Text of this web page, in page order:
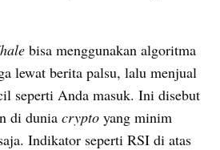
bisa menggunakan algoritma
lewat berita palsu, lalu menjual
di dunia crypto yang minim
Indikator seperti RSI di atas